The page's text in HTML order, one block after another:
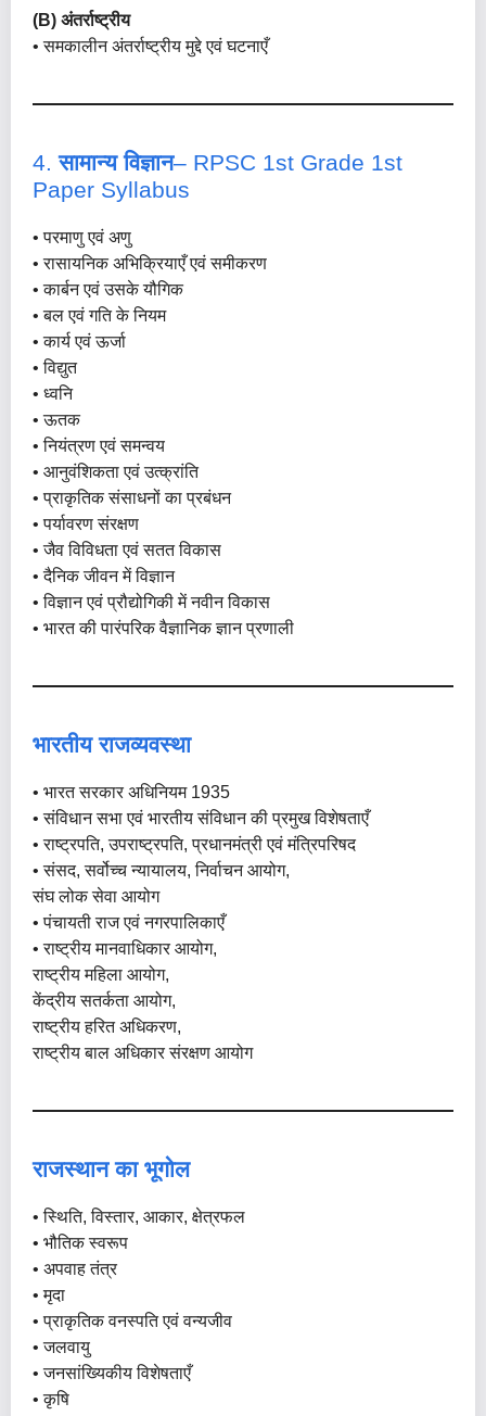
(B) अंतर्राष्ट्रीय
• समकालीन अंतर्राष्ट्रीय मुद्दे एवं घटनाएँ
4.सामान्य विज्ञान– RPSC 1st Grade 1st
Paper Syllabus
• परमाणु एवं अणु
• रासायनिक अभिक्रियाएँ एवं समीकरण
• कार्बन एवं उसके यौगिक
• बल एवं गति के नियम
• कार्य एवं ऊर्जा
• विद्युत
• ध्वनि
• ऊतक
• नियंत्रण एवं समन्वय
• आनुवंशिकता एवं उत्क्रांति
• प्राकृतिक संसाधनों का प्रबंधन
• पर्यावरण संरक्षण
• जैव विविधता एवं सतत विकास
• दैनिक जीवन में विज्ञान
• विज्ञान एवं प्रौद्योगिकी में नवीन विकास
• भारत की पारंपरिक वैज्ञानिक ज्ञान प्रणाली
भारतीय राजव्यवस्था
• भारत सरकार अधिनियम 1935
• संविधान सभा एवं भारतीय संविधान की प्रमुख विशेषताएँ
• राष्ट्रपति, उपराष्ट्रपति, प्रधानमंत्री एवं मंत्रिपरिषद
• संसद, सर्वोच्च न्यायालय, निर्वाचन आयोग,
संघ लोक सेवा आयोग
• पंचायती राज एवं नगरपालिकाएँ
• राष्ट्रीय मानवाधिकार आयोग,
राष्ट्रीय महिला आयोग,
केंद्रीय सतर्कता आयोग,
राष्ट्रीय हरित अधिकरण,
राष्ट्रीय बाल अधिकार संरक्षण आयोग
राजस्थान का भूगोल
• स्थिति, विस्तार, आकार, क्षेत्रफल
• भौतिक स्वरूप
• अपवाह तंत्र
• मृदा
• प्राकृतिक वनस्पति एवं वन्यजीव
• जलवायु
• जनसांख्यिकीय विशेषताएँ
• कृषि